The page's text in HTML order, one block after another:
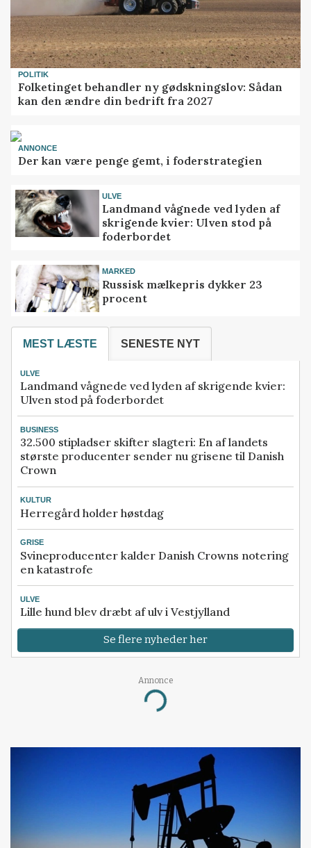
POLITIK
Folketinget behandler ny gødskningslov: Sådan
kan den ændre din bedrift fra 2027
ANNONCE
Der kan være penge gemt, i foderstrategien
ULVE
Landmand vågnede ved lyden af
skrigende kvier: Ulven stod på
foderbordet
MARKED
Russisk mælkepris dykker 23
procent
MEST LÆSTE SENESTE NYT
ULVE
Landmand vågnede ved lyden af skrigende kvier:
Ulven stod på foderbordet
BUSINESS
32.500 stipladser skifter slagteri: En af landets
største producenter sender nu grisene til Danish
Crown
KULTUR
Herregård holder høstdag
GRISE
Svineproducenter kalder Danish Crowns notering
en katastrofe
ULVE
Lille hund blev dræbt af ulv i Vestjylland
Se flere nyheder her
Annonce
Loading...